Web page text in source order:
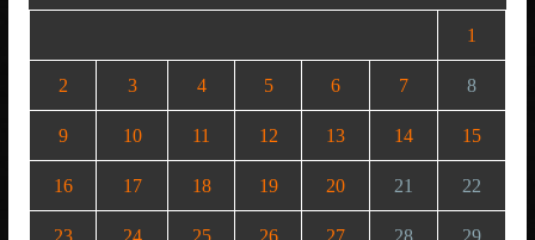
1
2 3 4 5 6 7 8
9 10 11 12 13 14 15
16 17 18 19 20 21 22